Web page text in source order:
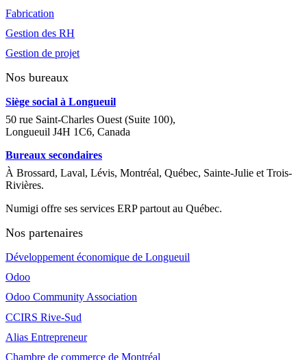
Fabrication
Gestion des RH
Gestion de projet
Nos bureaux
Siège social à Longueuil
50 rue Saint-Charles Ouest (Suite 100),
Longueuil J4H 1C6, Canada
Bureaux secondaires
À Brossard, Laval, Lévis, Montréal, Québec, Sainte-Julie et Trois-
Rivières.
Numigi offre ses services ERP partout au Québec.
Nos partenaires
Développement économique de Longueuil
Odoo
Odoo Community Association
CCIRS Rive-Sud
Alias Entrepreneur
Chambre de commerce de Montréal